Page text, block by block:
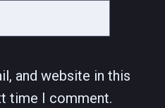
and website in this
time I comment.